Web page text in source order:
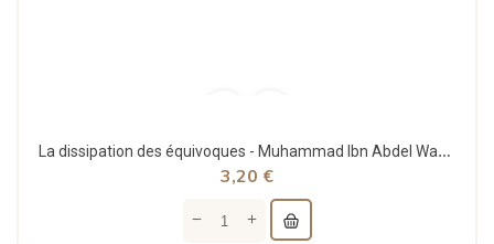
La dissipation des équivoques - Muhammad Ibn Abdel Wahhab - Al Haramayn
3,20 €